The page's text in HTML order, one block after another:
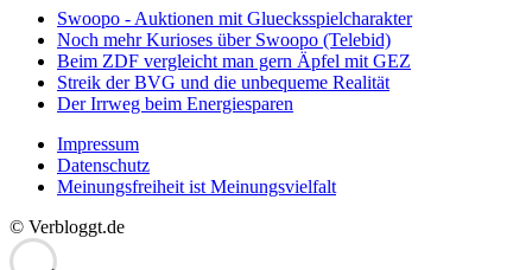
Swoopo - Auktionen mit Gluecksspielcharakter
Noch mehr Kurioses über Swoopo (Telebid)
Beim ZDF vergleicht man gern Äpfel mit GEZ
Streik der BVG und die unbequeme Realität
Der Irrweg beim Energiesparen
Impressum
Datenschutz
Meinungsfreiheit ist Meinungsvielfalt
© Verbloggt.de